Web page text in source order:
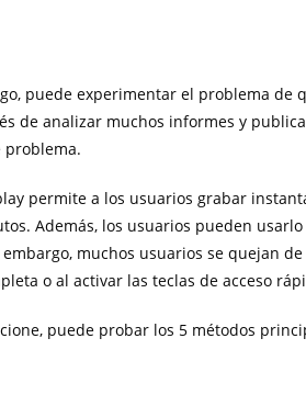
puede experimentar el problema de
de analizar muchos informes y
problema.
permite a los usuarios grabar
Además, los usuarios pueden
muchos usuarios se quejan
o al activar las teclas de acceso
puede probar los 5 métodos